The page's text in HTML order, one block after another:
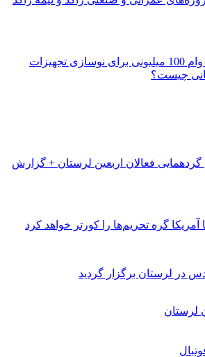
ماجرای پرداخت وام 100 میلیونی برای نوسازی تجهیزات
چیست؟
گردهمایی فعالان اربعین لرستان + گزارش
آمریکا گره تحریم‌ها را کورتر خواهد کرد
در لرستان برگزار گردید
لرستان